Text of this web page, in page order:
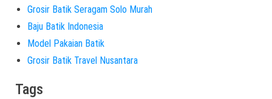
Grosir Batik Seragam Solo Murah
Baju Batik Indonesia
Model Pakaian Batik
Grosir Batik Travel Nusantara
Tags